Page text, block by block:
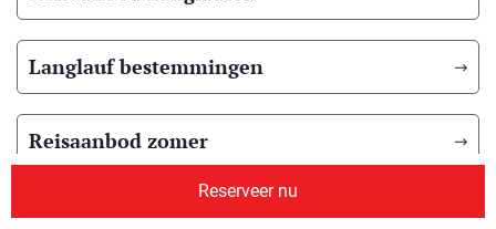
Reserveer nu
Langlauf bestemmingen
Reisaanbod zomer
Overig reisaanbod